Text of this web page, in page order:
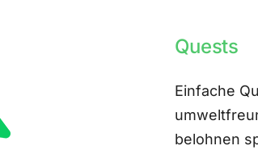
Quests
Einfache
belohnen